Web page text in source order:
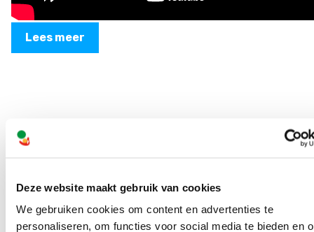
Deze website maakt gebruik van cookies
We gebruiken cookies om content en advertenties te
personaliseren, om functies voor social media te bieden en
Lees meer
Volg ons online